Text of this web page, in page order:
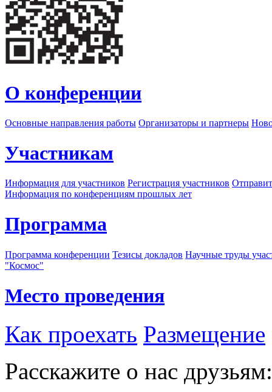
О конференции
Основные направления работы Организаторы и партнеры
Участникам
Информация для участников Регистрация участников
Информация по конференциям прошлых лет
Программа
Программа конференции Тезисы докладов Научные труды
"Космос"
Место проведения
Как проехать Размещение
Расскажите о нас друзьям: